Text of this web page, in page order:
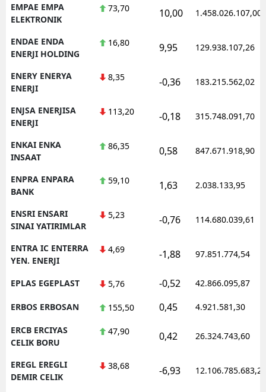
EMPAE EMPA
ELEKTRONIK
73,70 10,00 1.458.026.107,00
ENDAE ENDA
ENERJI HOLDING
16,80 9,95 129.938.107,26
ENERY ENERYA
ENERJI
8,35 -0,36 183.215.562,02
ENJSA ENERJISA
ENERJI
113,20 -0,18 315.748.091,70
ENKAI ENKA
INSAAT
86,35 0,58 847.671.918,90
ENPRA ENPARA
BANK
59,10 1,63 2.038.133,95
ENSRI ENSARI
SINAI YATIRIMLAR
5,23 -0,76 114.680.039,61
ENTRA IC ENTERRA
YEN. ENERJI
4,69 -1,88 97.851.774,54
EPLAS EGEPLAST 5,76 -0,52 42.866.095,87
ERBOS ERBOSAN 155,50 0,45 4.921.581,30
ERCB ERCIYAS
CELIK BORU
47,90 0,42 26.324.743,60
EREGL EREGLI
DEMIR CELIK
38,68 -6,93 12.106.785.683,20